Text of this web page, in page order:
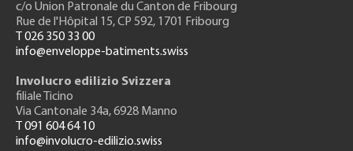
c/o Union Patronale du Canton de Fribourg
Rue de l'Hôpital 15, CP 592, 1701 Fribourg
T 026 350 33 00
info@enveloppe-batiments.swiss
Involucro edilizio Svizzera
filiale Ticino
Via Cantonale 34a, 6928 Manno
T 091 604 64 10
info@involucro-edilizio.swiss